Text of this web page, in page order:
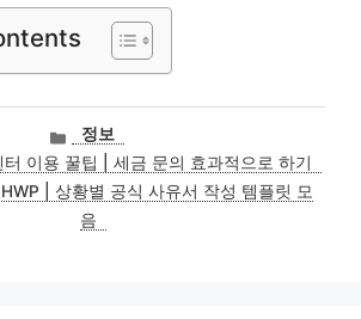
카
테
고
리
정보
터 이용 꿀팁 | 세금 문의 효과적으로 하기
| 상황별 공식 사유서 작성 템플릿 모
음